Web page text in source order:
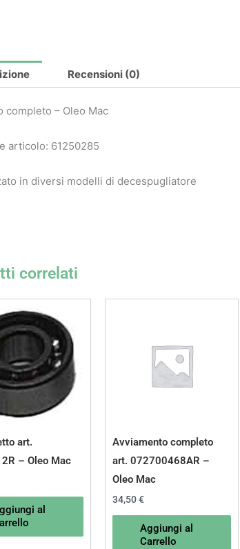
Recensioni (0)
completo – Oleo Mac
articolo: 61250285
in diversi modelli di decespugliatore
correlati
art.
– Oleo Mac
al
Avviamento completo
art. 072700468AR –
Oleo Mac
34,50€
Aggiungi al
Carrello